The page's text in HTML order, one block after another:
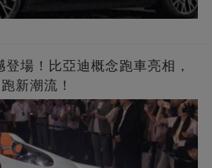
場！比亞迪概念跑車亮相，
新潮流！